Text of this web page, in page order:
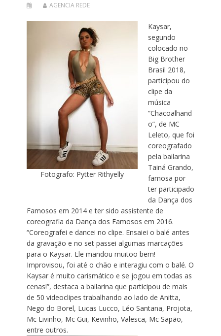
AGENCIA REDE
Fotografo: Pytter Rithyelly
Kaysar,
segundo
colocado no
Big Brother
Brasil 2018,
participou do
clipe da
música
“Chacoalhand
o”, de MC
Leleto, que foi
coreografado
pela bailarina
Tainá Grando,
famosa por
ter participado
da Dança dos
Famosos em 2014 e ter sido assistente de
coreografia da Dança dos Famosos em 2016.
“Coreografei e dancei no clipe. Ensaiei o balé antes
da gravação e no set passei algumas marcações
para o Kaysar. Ele mandou muitoo bem!
Improvisou, foi até o chão e interagiu com o balé. O
Kaysar é muito carismático e se jogou em todas as
cenas!”, destaca a bailarina que participou de mais
de 50 videoclipes trabalhando ao lado de Anitta,
Nego do Borel, Lucas Lucco, Léo Santana, Projota,
Mc Livinho, Mc Gui, Kevinho, Valesca, Mc Sapão,
entre outros.